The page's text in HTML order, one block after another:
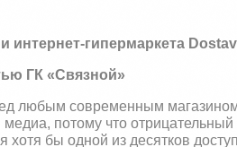
интернет-гипермаркета
ГК «Связной»
любым современным
потому что отрицательный
бы одной из десятков